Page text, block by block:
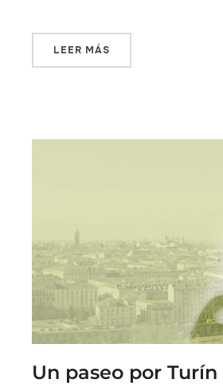
LEER MÁS
Un paseo por Turín